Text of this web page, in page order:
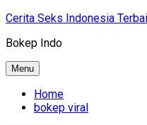
Skip
content
Cerita Seks Indonesia
Bokep Indo
Menu
Home
bokep viral